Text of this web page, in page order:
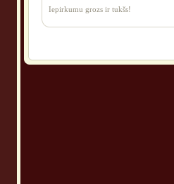
Iepirkumu grozs ir tukšs!